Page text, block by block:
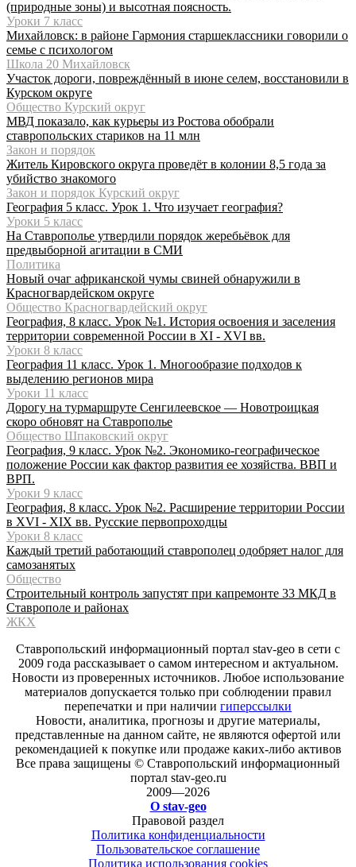
(природные зоны) и высотная поясность.
Уроки 7 класс
Михайловск: в районе Гармония старшеклассники говорили о
семье с психологом
Школа 20 Михайловск
Участок дороги, повреждённый в июне селем, восстановили в
Курском округе
Общество Курский округ
МВД показало, как курьеры из Ростова обобрали
ставропольских стариков на 11 млн
Закон и порядок
Житель Кировского округа проведёт в колонии 8,5 года за
убийство знакомого
Закон и порядок Курский округ
География 5 класс. Урок 1. Что изучает география?
Уроки 5 класс
На Ставрополье утвердили порядок жеребьёвок для
предвыборной агитации в СМИ
Политика
Новый очаг африканской чумы свиней обнаружили в
Красногвардейском округе
Общество Красногвардейский округ
География, 8 класс. Урок №1. История освоения и заселения
территории современной России в XI - XVI вв.
Уроки 8 класс
География 11 класс. Урок 1. Многообразие подходов к
выделению регионов мира
Уроки 11 класс
Дорогу на турмаршруте Сенгилеевское — Новотроицкая
скоро обновят на Ставрополье
Общество Шпаковский округ
География, 9 класс. Урок №2. Экономико-географическое
положение России как фактор развития ее хозяйства. ВВП и
ВРП.
Уроки 9 класс
География, 8 класс. Урок №2. Расширение территории России
в XVI - XIX вв. Русские первопроходцы
Уроки 8 класс
Каждый третий работающий ставрополец одобряет налог для
самозанятых
Общество
Строительный контроль запустят при капремонте 33 МКД в
Ставрополе и районах
ЖКХ
Ставропольский информационный портал stav-geo в сети с
2009 года рассказывает о самом интересном и актуальном.
Новости из проверенных источников. Любое использование
материалов допускается только при соблюдении правил
перепечатки и при наличии гиперссылки
Новости, аналитика, прогнозы и другие материалы,
представленные на данном сайте, не являются офертой или
рекомендацией к покупке или продаже каких-либо активов
Все права защищены © Ставропольский информационный
портал stav-geo.ru
2009—2026
О stav-geo
Правовой раздел
Политика конфиденциальности
Пользовательское соглашение
Политика использования cookies